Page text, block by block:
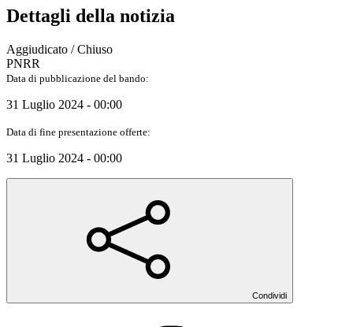
Dettagli della notizia
Aggiudicato / Chiuso
PNRR
Data di pubblicazione del bando:
31 Luglio 2024 - 00:00
Data di fine presentazione offerte:
31 Luglio 2024 - 00:00
Condividi